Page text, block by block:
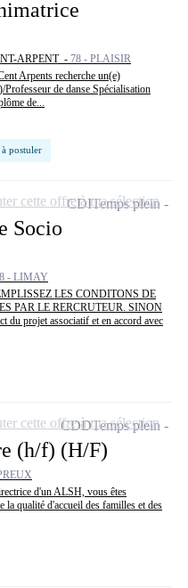
ARPENT - 78 - PLAISIR
Arpents recherche un(e)
de danse Spécialisation
de...
postuler
Socio
- LIMAY
LES CONDITONS DE
PAR LE RERCRUTEUR. SINON
projet associatif et en accord avec
CDITemps plein
cette offre à ma sélection
(h/f) (H/F)
d'un ALSH, vous êtes
la qualité d'accueil des familles et des
CDDTemps plein
cette offre à ma sélection